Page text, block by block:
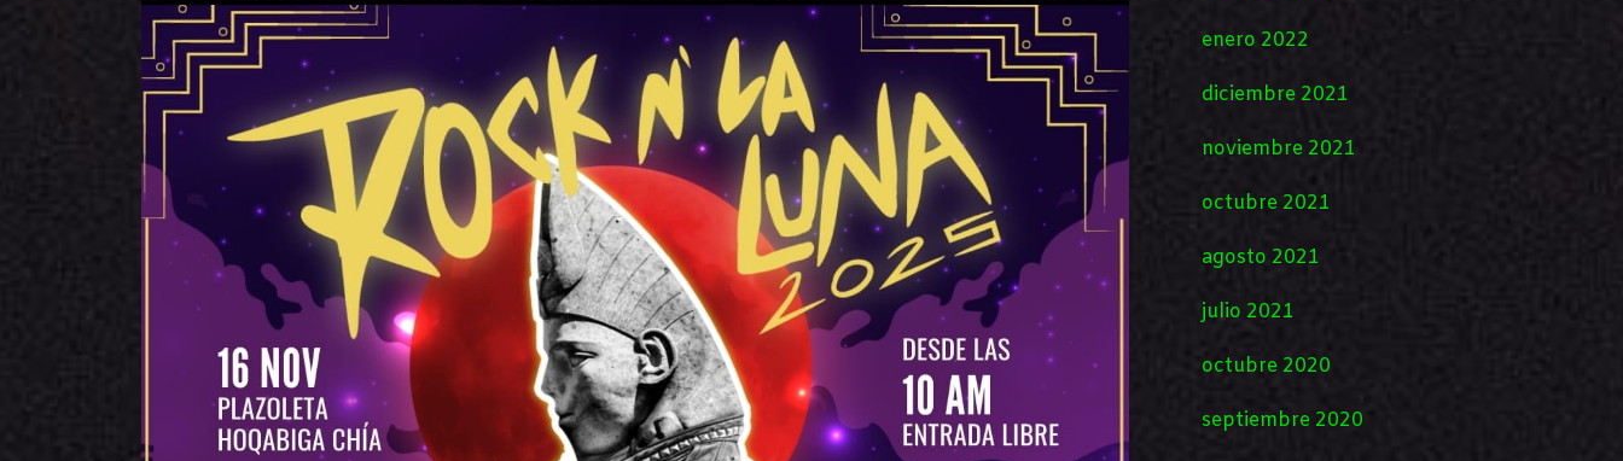
enero 2022
diciembre 2021
noviembre 2021
octubre 2021
agosto 2021
julio 2021
octubre 2020
septiembre 2020